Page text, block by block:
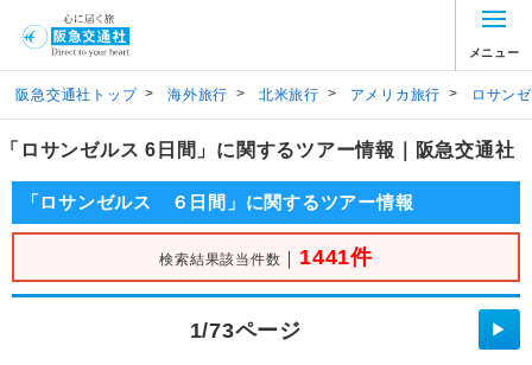
メニュー
阪急交通社トップ > 海外旅行 > 北米旅行 > アメリカ旅行 > ロサン
「ロサンゼルス 6日間」に関するツアー情報｜阪急交通社
「ロサンゼルス ６日間」に関するツアー情報
検索結果該当件数 ｜ 1441件
1/73ページ ▶